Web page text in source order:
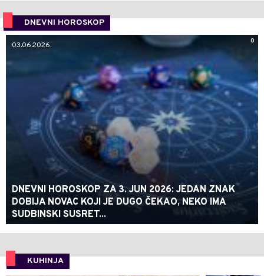
DNEVNI HOROSKOP
0
03.06.2026.
DNEVNI HOROSKOP ZA 3. JUN 2026: JEDAN ZNAK
DOBIJA NOVAC KOJI JE DUGO ČEKAO, NEKO IMA
SUDBINSKI SUSRET...
KUHINJA